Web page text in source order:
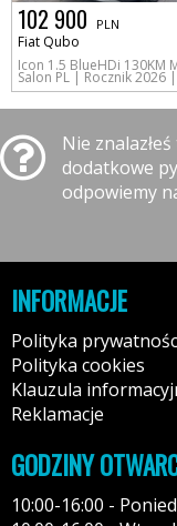
102 900 PLN
Fiat Qubo
Icon 1.5 BlueHDi 130KM
Salon PL | Rocznik 2026
Nie
dodatkowe
odpowiemy
INFORMACJE
Polityka
Polityka cookies
Klauzula
Reklamacje
GODZINY
10:00-16:00 -